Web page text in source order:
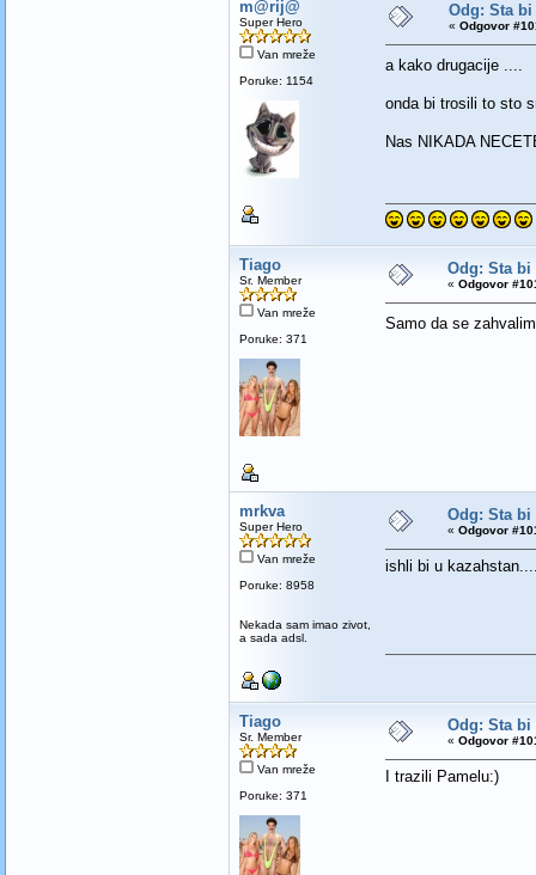
m@rij@
Super Hero
Van mreže
Poruke: 1154
Odg: Sta
« Odgovor
a kako drugacije ....
onda bi trosili to sto
Nas NIKADA
Tiago
Sr. Member
Van mreže
Poruke: 371
Odg: Sta
« Odgovor
Samo da se
mrkva
Super Hero
Van mreže
Poruke: 8958
Nekada sam imao zivot,
a sada adsl.
Odg: Sta
« Odgovor
ishli bi u
Tiago
Sr. Member
Van mreže
Poruke: 371
Odg: Sta
« Odgovor
I trazili Pamelu:)